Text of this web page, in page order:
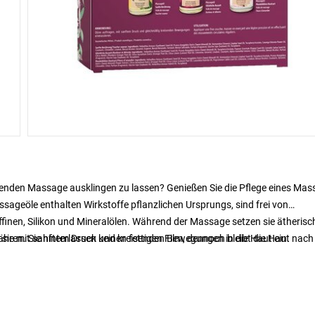
Massage ausklingen zu lassen? Genießen Sie die Pflege eines
enthalten Wirkstoffe pflanzlichen Ursprungs, sind frei von
Silikon und Mineralölen. Während der Massage setzen sie
Sie hinterlassen keinen fettigen Film, dennoch bleibt die Haut
mit sanftem Druck und kreisenden Bewegungen in die Haut ein.